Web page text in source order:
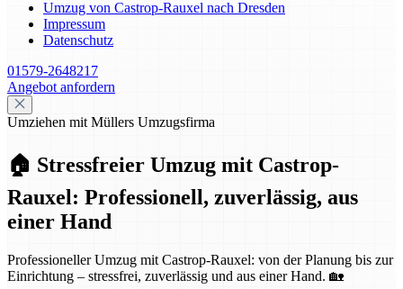
Umzug von Castrop-Rauxel nach Dresden
Impressum
Datenschutz
01579-2648217
Angebot anfordern
Umziehen mit Müllers Umzugsfirma
🏠 Stressfreier Umzug mit Castrop-
Rauxel: Professionell, zuverlässig, aus
einer Hand
Professioneller Umzug mit Castrop-Rauxel: von der Planung bis zur
Einrichtung – stressfrei, zuverlässig und aus einer Hand. 🏡